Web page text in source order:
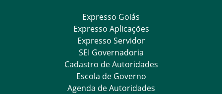
Expresso Goiás
Expresso Aplicações
Expresso Servidor
SEI Governadoria
Cadastro de Autoridades
Escola de Governo
Agenda de Autoridades